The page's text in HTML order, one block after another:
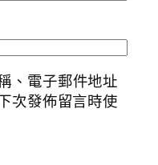
、電子郵件地址
次發佈留言時使